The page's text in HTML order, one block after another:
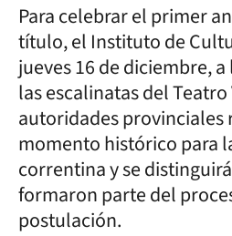
Para celebrar el primer
título, el Instituto de
jueves 16 de diciembre,
las escalinatas del
autoridades provinciales
momento histórico para
correntina y se
formaron parte del
postulación.